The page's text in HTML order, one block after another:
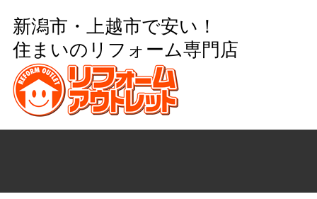
新潟市・上越市で安い！
住まいのリフォーム専門店